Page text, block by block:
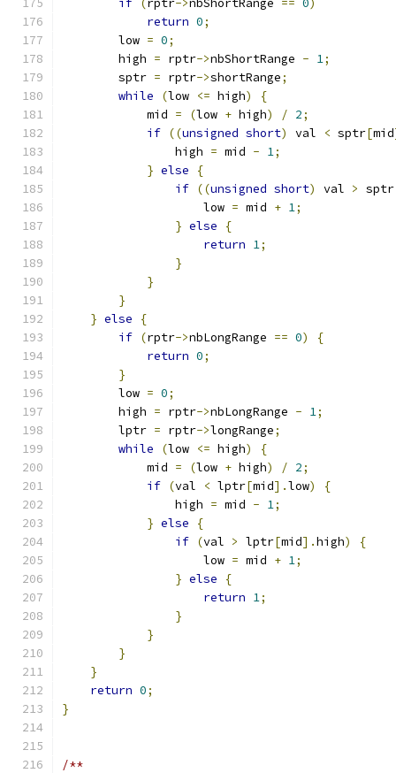
if (rptr->nbShortRange == 0)
return 0;
	low
= 0;
	high
= rptr->nbShortRange - 1;
	sptr
= rptr->shortRange;
while
(low <= high)
{
	    mid
= (low + high) / 2;
if ((unsigned short) val < sptr[mid
		high
= mid - 1;
} else
{
if ((unsigned short) val > sptr
		    low
= mid + 1;
} else
{
return 1;
}
}
}
} else
{
if (rptr->nbLongRange == 0)
{
return 0;
}
	low
= 0;
	high
= rptr->nbLongRange - 1;
	lptr
= rptr->longRange;
while
(low <= high)
{
	    mid
= (low + high) / 2;
if (val < lptr[mid].low)
{
		high
= mid - 1;
} else
{
if (val > lptr[mid].high)
{
		    low
= mid + 1;
} else
{
return 1;
}
}
}
}
return 0;
}
/**